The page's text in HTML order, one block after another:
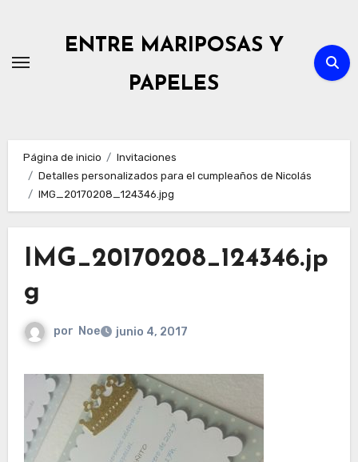
contenido
ENTRE MARIPOSAS Y
PAPELES
Página de inicio
Invitaciones
Detalles personalizados para el cumpleaños de Nicolás
IMG_20170208_124346.jpg
IMG_20170208_124346.jp
g
por Noe junio 4, 2017